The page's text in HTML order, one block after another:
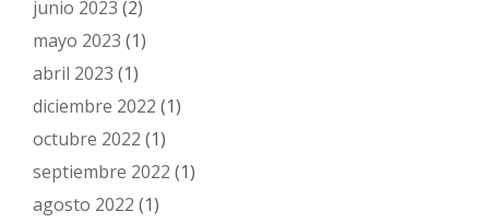
junio 2023 (2)
mayo 2023 (1)
abril 2023 (1)
diciembre 2022 (1)
octubre 2022 (1)
septiembre 2022 (1)
agosto 2022 (1)